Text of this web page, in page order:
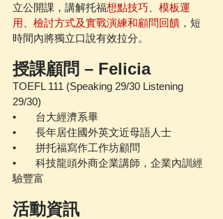
立公開課，講解托福想點技巧、模板運
用、檢討方式及實戰演練和顧問回饋 ，短
時間內將獨立口說有效拉分。
授課顧問 – Felicia
TOEFL 111 (Speaking 29/30 Listening
29/30)
•       台大經濟系畢
•       長年居住國外英文近母語人士
•       拼托福寫作工作坊顧問
•       科技龍頭外商企業講師，企業內訓經
驗豐富
活動資訊